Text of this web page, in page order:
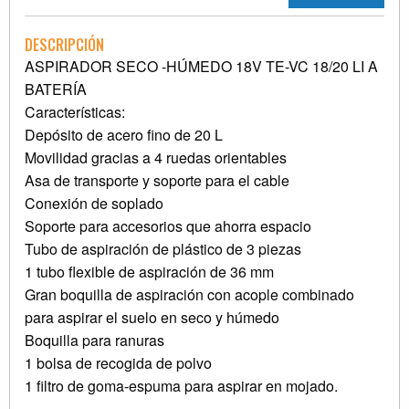
DESCRIPCIÓN
ASPIRADOR SECO -HÚMEDO 18V TE-VC 18/20 LI A
BATERÍA
Características:
Depósito de acero fino de 20 L
Movilidad gracias a 4 ruedas orientables
Asa de transporte y soporte para el cable
Conexión de soplado
Soporte para accesorios que ahorra espacio
Tubo de aspiración de plástico de 3 piezas
1 tubo flexible de aspiración de 36 mm
Gran boquilla de aspiración con acople combinado
para aspirar el suelo en seco y húmedo
Boquilla para ranuras
1 bolsa de recogida de polvo
1 filtro de goma-espuma para aspirar en mojado.